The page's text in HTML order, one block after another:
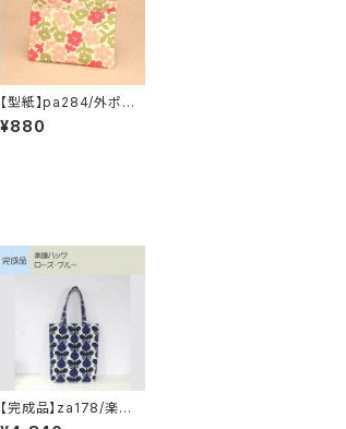
【型紙】pa284/外ポケ
ット付きファスナーポー
チ・M【2】
¥880
【完成品】za178/楽譜
バッグ ローズ・ブルー